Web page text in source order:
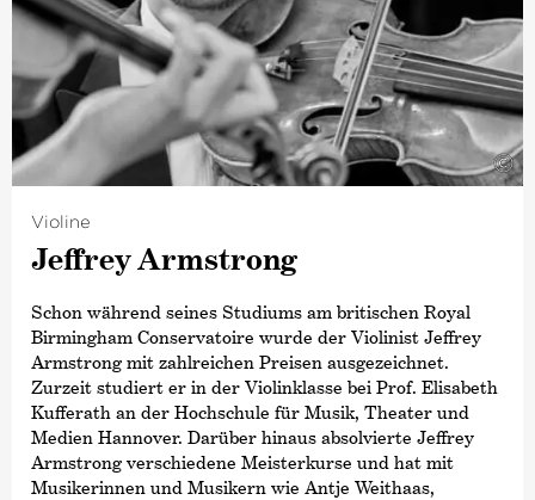
©
Violine
Jeffrey Armstrong
Schon während seines Studiums am britischen Royal
Birmingham Conservatoire wurde der Violinist Jeffrey
Armstrong mit zahlreichen Preisen ausgezeichnet.
Zurzeit studiert er in der Violinklasse bei Prof. Elisabeth
Kufferath an der Hochschule für Musik, Theater und
Medien Hannover. Darüber hinaus absolvierte Jeffrey
Armstrong verschiedene Meisterkurse und hat mit
Musikerinnen und Musikern wie Antje Weithaas,